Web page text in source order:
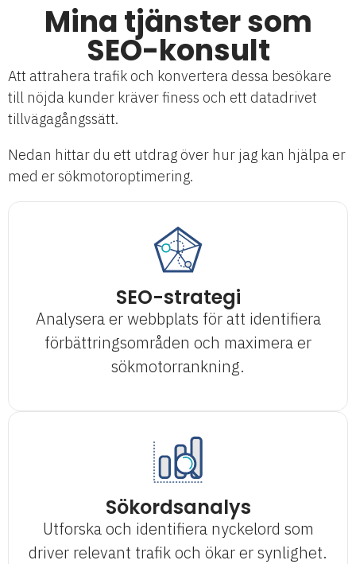
Mina tjänster som
SEO-konsult
Att attrahera trafik och konvertera dessa besökare
till nöjda kunder kräver finess och ett datadrivet
tillvägagångssätt.
Nedan hittar du ett utdrag över hur jag kan hjälpa er
med er sökmotoroptimering.
SEO-strategi
Analysera er webbplats för att identifiera
förbättringsområden och maximera er
sökmotorrankning.
Sökordsanalys
Utforska och identifiera nyckelord som
driver relevant trafik och ökar er synlighet.